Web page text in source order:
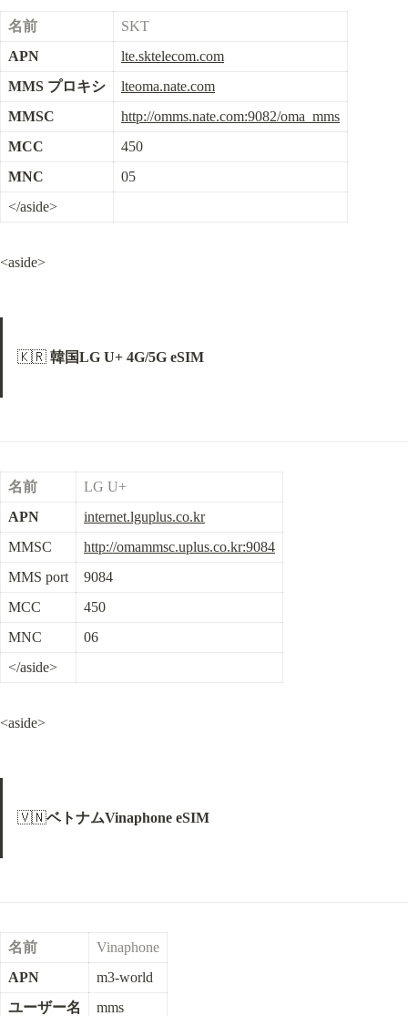
名前
SKT
APN
lte.sktelecom.com
MMS プロキシ
lteoma.nate.com
MMSC
http://omms.nate.com:9082/oma_mms
MCC
450
MNC
05
</aside>
<aside>
🇰🇷 韓国LG U+ 4G/5G eSIM
名前
LG U+
APN
internet.lguplus.co.kr
MMSC
http://omammsc.uplus.co.kr:9084
MMS port
9084
MCC
450
MNC
06
</aside>
<aside>
🇻🇳ベトナムVinaphone eSIM
名前
Vinaphone
APN
m3-world
ユーザー名
mms